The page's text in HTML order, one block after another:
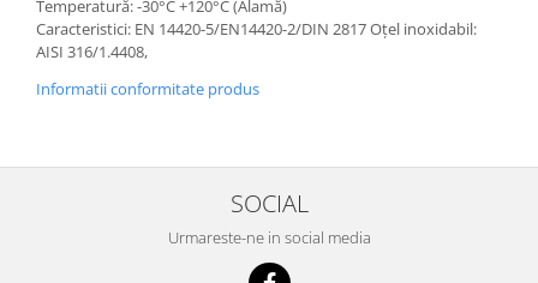
Temperatură: -30°C +120°C (Alamă)
Caracteristici: EN 14420-5/EN14420-2/DIN 2817 Oțel inoxidabil:
AISI 316/1.4408,
Informatii conformitate produs
SOCIAL
Urmareste-ne in social media